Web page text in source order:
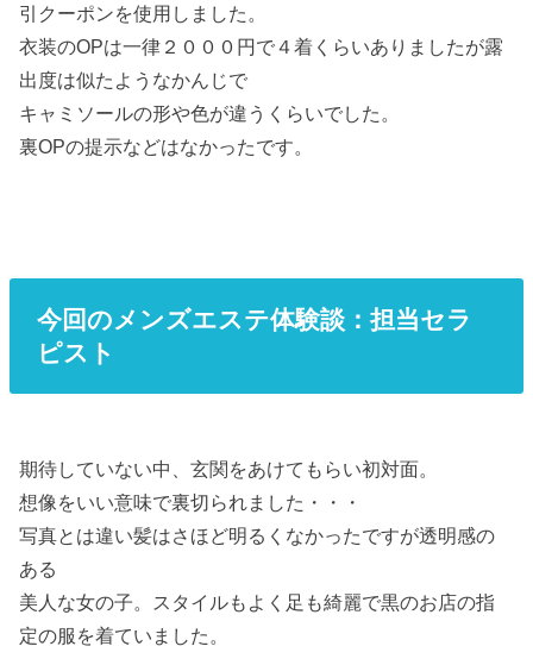
引クーポンを使用しました。
衣装のOPは一律２０００円で４着くらいありましたが露
出度は似たようなかんじで
キャミソールの形や色が違うくらいでした。
裏OPの提示などはなかったです。
今回のメンズエステ体験談：担当セラ
ピスト
期待していない中、玄関をあけてもらい初対面。
想像をいい意味で裏切られました・・・
写真とは違い髪はさほど明るくなかったですが透明感の
ある
美人な女の子。スタイルもよく足も綺麗で黒のお店の指
定の服を着ていました。